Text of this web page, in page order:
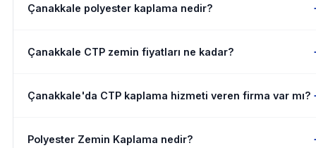
Çanakkale polyester kaplama nedir?
Çanakkale CTP zemin fiyatları ne kadar?
Çanakkale'da CTP kaplama hizmeti veren firma var mı?
Polyester Zemin Kaplama nedir?